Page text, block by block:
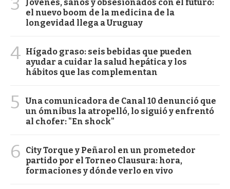
Jóvenes, sanos y obsesionados con el futuro:
el nuevo boom de la medicina de la
longevidad llega a Uruguay
4 Hígado graso: seis bebidas que pueden
ayudar a cuidar la salud hepática y los
hábitos que las complementan
5
Una comunicadora de Canal 10 denunció que
un ómnibus la atropelló, lo siguió y enfrentó
al chofer: "En shock"
6
City Torque y Peñarol en un prometedor
partido por el Torneo Clausura: hora,
formaciones y dónde verlo en vivo